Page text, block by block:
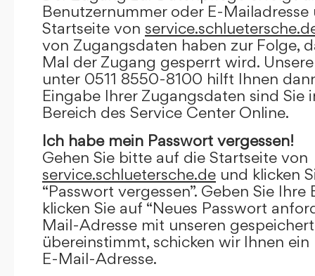
Benutzernummer oder E-
Startseite von
von Zugangsdaten haben zur Folge,
Mal der Zugang gesperrt wird.
unter 0511 8550-8100 hilft Ihnen
Eingabe Ihrer Zugangsdaten sind Sie
Bereich des Service Center Online.
Ich habe mein Passwort vergessen!
Gehen Sie bitte auf die Startseite von
service.schluetersche.de und klicken
“Passwort vergessen”. Geben Sie
klicken Sie auf “Neues Passwort
Mail-Adresse mit unseren
übereinstimmt, schicken wir Ihnen
E-Mail-Adresse.